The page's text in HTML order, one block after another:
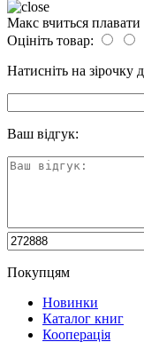
Макс вчиться плавати
Оцініть товар:
Натисніть на зірочку
Ваш відгук:
Покупцям
Новинки
Каталог книг
Кооперація